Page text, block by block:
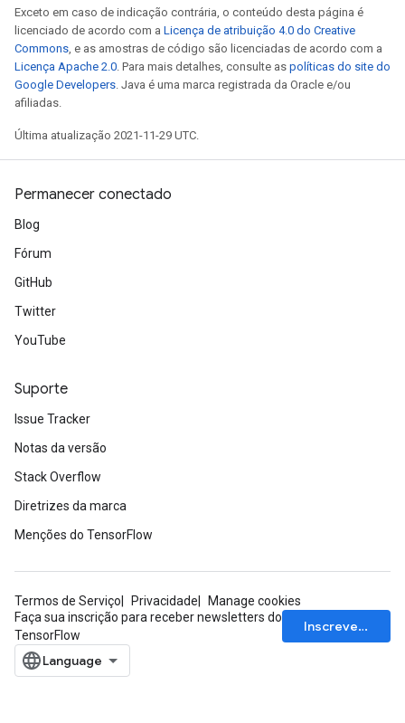
Exceto em caso de indicação contrária, o conteúdo desta página é
licenciado de acordo com a Licença de atribuição 4.0 do Creative
Commons, e as amostras de código são licenciadas de acordo com a
Licença Apache 2.0. Para mais detalhes, consulte as políticas do site do
Google Developers. Java é uma marca registrada da Oracle e/ou
afiliadas.
Última atualização 2021-11-29 UTC.
Permanecer conectado
Blog
Fórum
GitHub
Twitter
YouTube
Suporte
Issue Tracker
Notas da versão
Stack Overflow
Diretrizes da marca
Menções do TensorFlow
Termos de Serviço Privacidade
Manage cookies
Faça sua inscrição para receber newsletters do
TensorFlow
Inscrever-se